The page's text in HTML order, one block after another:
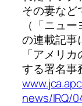
その妻など
（「ニュ
の連載記事
「アメリ
する署名事
news/IRQ/